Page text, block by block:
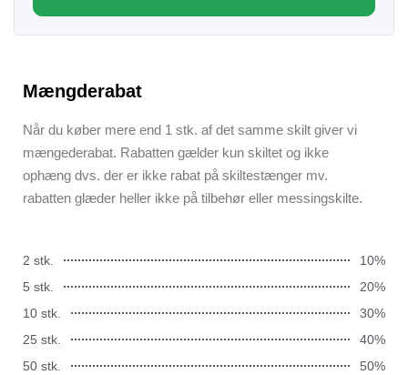
Mængderabat
Når du køber mere end 1 stk. af det samme skilt giver vi
mængederabat. Rabatten gælder kun skiltet og ikke
ophæng dvs. der er ikke rabat på skiltestænger mv.
rabatten glæder heller ikke på tilbehør eller messingskilte.
2 stk.
10%
5 stk.
20%
10 stk.
30%
25 stk.
40%
50 stk.
50%